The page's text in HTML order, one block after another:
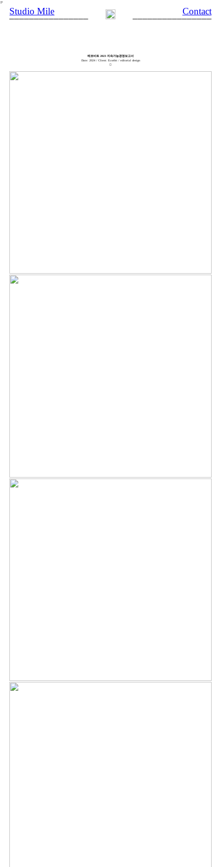
︎
Studio Mile
________________ Contact
________________
에코비트 2023 지속가능경영보고서
Date: 2024 / Client: Ecorbit / editorial design
︎︎︎